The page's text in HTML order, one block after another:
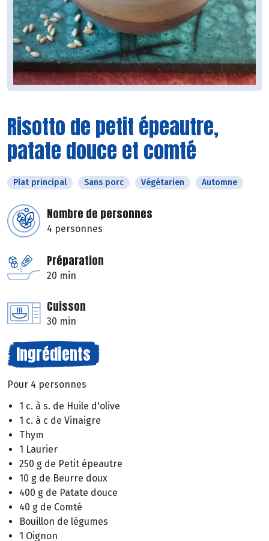
Risotto de petit épeautre,
patate douce et comté
Plat principal Sans porc Végétarien Automne
Nombre de personnes
4 personnes
Préparation
20 min
Cuisson
30 min
Ingrédients
Pour 4 personnes
1 c. à s. de Huile d'olive
1 c. à c de Vinaigre
Thym
1 Laurier
250 g de Petit épeautre
10 g de Beurre doux
400 g de Patate douce
40 g de Comté
Bouillon de légumes
1 Oignon